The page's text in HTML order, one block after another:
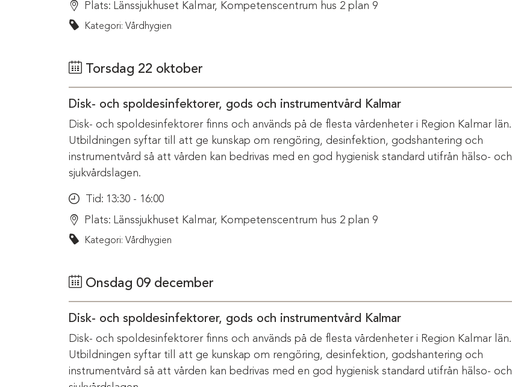
Plats: Länssjukhuset Kalmar, Kompetenscentrum hus 2 plan 9
Kategori: Vårdhygien
Torsdag 22 oktober
Disk- och spoldesinfektorer, gods och instrumentvård Kalmar
Disk- och spoldesinfektorer finns och används på de flesta vårdenheter i Region Kalmar län.
Utbildningen syftar till att ge kunskap om rengöring, desinfektion, godshantering och
instrumentvård så att vården kan bedrivas med en god hygienisk standard utifrån hälso- och
sjukvårdslagen.
Tid: 13:30 - 16:00
Plats: Länssjukhuset Kalmar, Kompetenscentrum hus 2 plan 9
Kategori: Vårdhygien
Onsdag 09 december
Disk- och spoldesinfektorer, gods och instrumentvård Kalmar
Disk- och spoldesinfektorer finns och används på de flesta vårdenheter i Region Kalmar län.
Utbildningen syftar till att ge kunskap om rengöring, desinfektion, godshantering och
instrumentvård så att vården kan bedrivas med en god hygienisk standard utifrån hälso- och